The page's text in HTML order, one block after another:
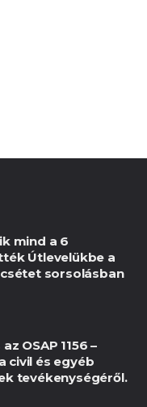
mind a 6
Útlevelükbe a
sorsolásban
OSAP 1156 –
civil és egyéb
tevékenységéről.